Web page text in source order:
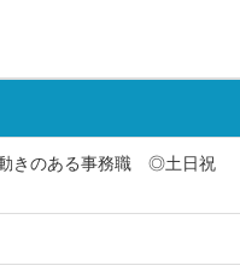
動きのある事務職 ◎土日祝